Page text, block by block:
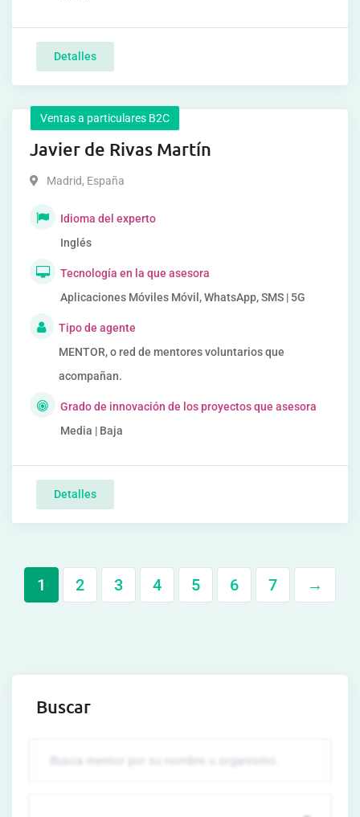
Detalles
Ventas a particulares B2C
Javier de Rivas Martín
Madrid, España
Idioma del experto
Inglés
Tecnología en la que asesora
Aplicaciones Móviles Móvil, WhatsApp, SMS | 5G
Tipo de agente
MENTOR, o red de mentores voluntarios que
acompañan.
Grado de innovación de los proyectos que asesora
Media | Baja
Detalles
1 2 3 4 5 6 7 →
Buscar